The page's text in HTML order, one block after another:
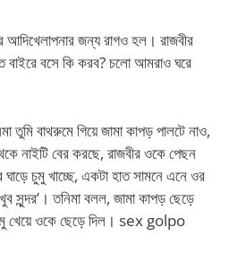
আদিখেলাপনার জন্য রাগও হল। রাজবীর
বসে কি করব? চলো আমরাও ঘরে
তুমি বাথরুমে গিয়ে জামা কাপড় পালটে নাও,
নাইটি বের করছে, রাজবীর ওকে পেছন
চুমু খাচ্ছে, একটা হাত সামনে এনে ওর
সুন্দর’। তনিমা বলল, জামা কাপড় ছেড়ে
খেয়ে ওকে ছেড়ে দিল। sex golpo